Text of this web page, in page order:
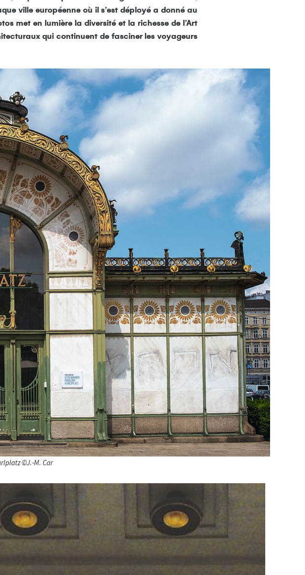
ville européenne où il s’est déployé a donné au
met en lumière la diversité et la richesse de l’Art
qui continuent de fasciner les voyageurs
©J.-M. Car